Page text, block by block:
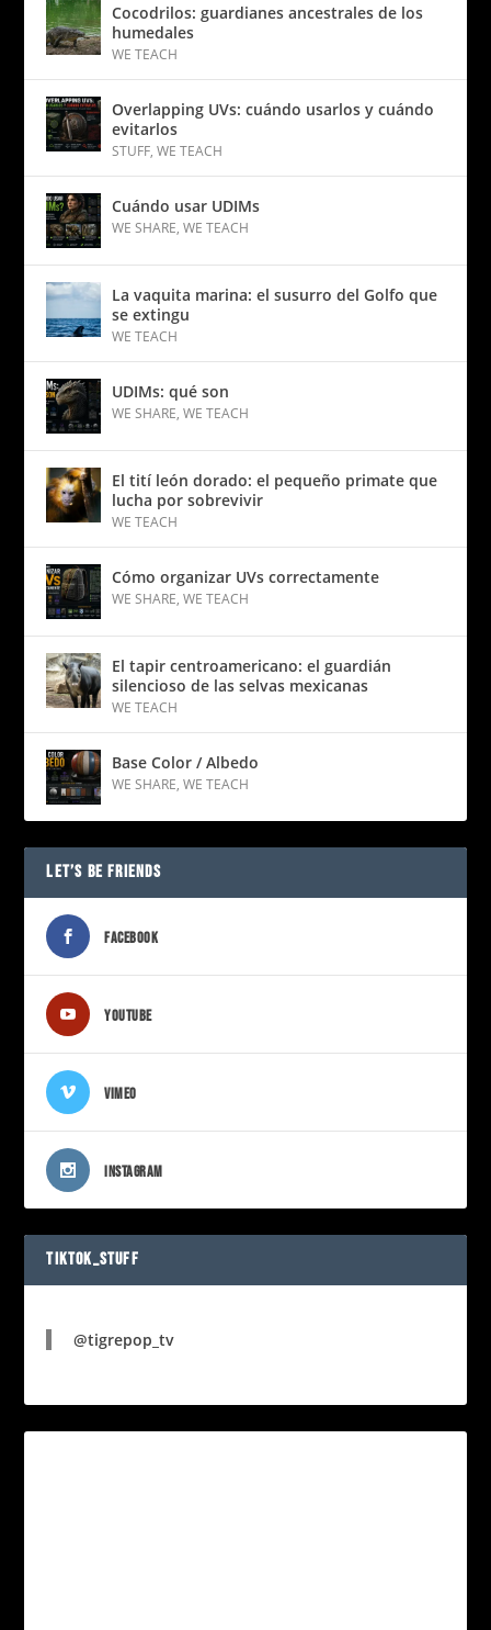
Cocodrilos: guardianes ancestrales de los
humedales
WE TEACH
Overlapping UVs: cuándo usarlos y cuándo
evitarlos
STUFF,WE TEACH
Cuándo usar UDIMs
WE SHARE,WE TEACH
La vaquita marina: el susurro del Golfo que
se extingu
WE TEACH
UDIMs: qué son
WE SHARE,WE TEACH
El tití león dorado: el pequeño primate que
lucha por sobrevivir
WE TEACH
Cómo organizar UVs correctamente
WE SHARE,WE TEACH
El tapir centroamericano: el guardián
silencioso de las selvas mexicanas
WE TEACH
Base Color / Albedo
WE SHARE,WE TEACH
LET’S BE FRIENDS
FACEBOOK
YOUTUBE
VIMEO
INSTAGRAM
TIKTOK_STUFF
@tigrepop_tv